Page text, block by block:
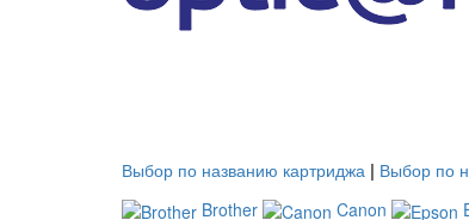
Выбор по названию картриджа | Выбор по
Brother
Canon